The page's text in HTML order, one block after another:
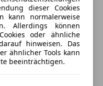
dieser Cookies
kann normalerweise
Allerdings können
oder ähnliche
hinweisen. Das
ähnlicher Tools kann
beeinträchtigen.